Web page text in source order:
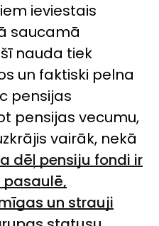
ieviestais
saucamā
nauda tiek
un faktiski pelna
pensijas
pensijas vecumu,
vairāk, nekā
dēļ pensiju fondi ir
pasaulē,
un strauji